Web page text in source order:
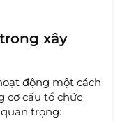
xây
động một cách
cơ cấu tổ chức
trọng: